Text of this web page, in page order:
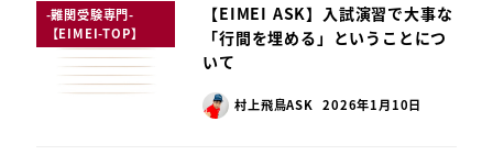
-難関受験専門-
【EIMEI-TOP】
【EIMEI ASK】入試演習で大事な
「行間を埋める」ということにつ
いて
村上飛鳥ASK 2026年1月10日